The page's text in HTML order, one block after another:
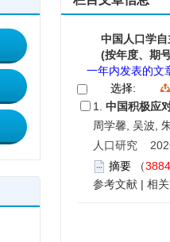
中国人口学
(按年度、期
一年内发表的文
选择:
1. 中国积极应
周学馨, 吴波,
人口研究
摘要 （3884
参考文献 | 相